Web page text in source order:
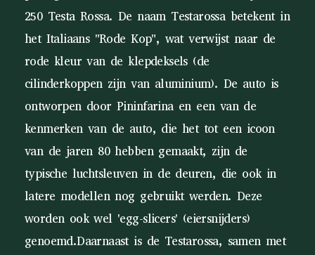
250 Testa Rossa. De naam Testarossa betekent in
het Italiaans "Rode Kop", wat verwijst naar de
rode kleur van de klepdeksels (de
cilinderkoppen zijn van aluminium). De auto is
ontworpen door Pininfarina en een van de
kenmerken van de auto, die het tot een icoon
van de jaren 80 hebben gemaakt, zijn de
typische luchtsleuven in de deuren, die ook in
latere modellen nog gebruikt werden. Deze
worden ook wel 'egg-slicers' (eiersnijders)
genoemd.Daarnaast is de Testarossa, samen met